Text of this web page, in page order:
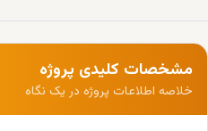
مشخصات کلیدی پروژه
خلاصه اطلاعات پروژه در یک نگاه